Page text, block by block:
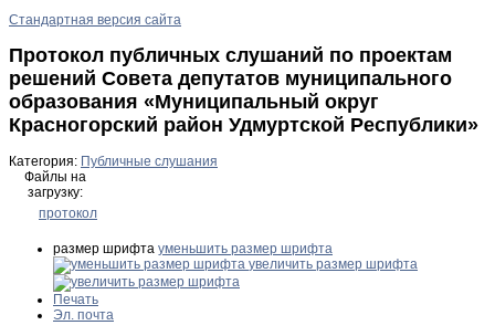
Стандартная версия сайта
Протокол публичных слушаний по проектам
решений Совета депутатов муниципального
образования «Муниципальный округ
Красногорский район Удмуртской Республики»
Категория: Публичные слушания
Файлы на
загрузку:
протокол
размер шрифта уменьшить размер шрифта
увеличить размер шрифта
Печать
Эл. почта